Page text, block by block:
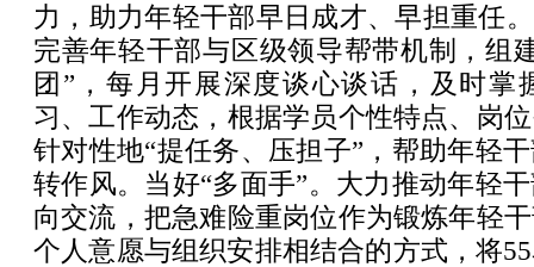
力，助力年轻干部早日成才、早担重任
完善年轻干部与区级领导帮带机制，组
团”，每月开展深度谈心谈话，及时掌
习、工作动态，根据学员个性特点、岗
针对性地“提任务、压担子”，帮助年轻
转作风。当好“多面手”。大力推动年轻
向交流，把急难险重岗位作为锻炼年轻
个人意愿与组织安排相结合的方式，将